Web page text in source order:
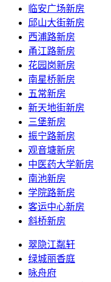
临安广场新房
邱山大街新房
西浦路新房
甬江路新房
花园岗新房
南星桥新房
五常新房
新天地街新房
三堡新房
振宁路新房
观音塘新房
中医药大学新房
南池新房
学院路新房
客运中心新房
斜桥新房
翠隐江粼轩
绿城丽香庭
咏舟府